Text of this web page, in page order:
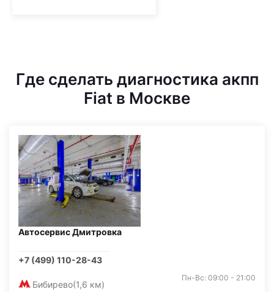
Где сделать диагностика акпп
Fiat в Москве
Автосервис Дмитровка
+7 (499) 110-28-43
Бибирево(1,6 км)
Пн-Вс: 09:00 - 21:00